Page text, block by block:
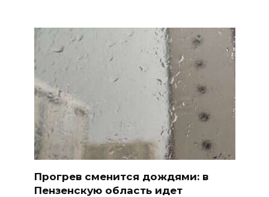
Прогрев сменится дождями: в
Пензенскую область идет